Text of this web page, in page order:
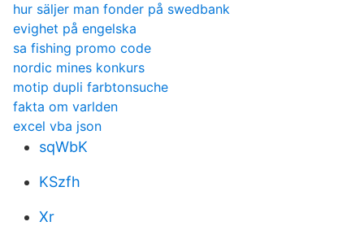
hur säljer man fonder på swedbank
evighet på engelska
sa fishing promo code
nordic mines konkurs
motip dupli farbtonsuche
fakta om varlden
excel vba json
sqWbK
KSzfh
Xr